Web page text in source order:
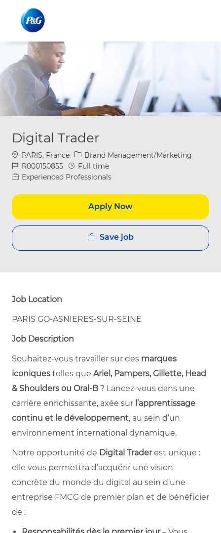
Digital Trader
Location
PARIS, France Category
Brand Management/Marketing
Job IdR000150855 Job Type
Full time
Experienced Professionals
Apply Now
Save job
Job Location
PARIS GO-ASNIERES-SUR-SEINE
Job Description
Souhaitez-vous travailler sur des marques
iconiques telles que Ariel, Pampers, Gillette, Head
& Shoulders ou Oral‑B ? Lancez-vous dans une
carrière enrichissante, axée sur l’apprentissage
continu et le développement, au sein d’un
environnement international dynamique.
Notre opportunité de Digital Traderest unique :
elle vous permettra d’acquérir une vision
concrète du monde du digital au sein d’une
entreprise FMCG de premier plan et de bénéficier
de :